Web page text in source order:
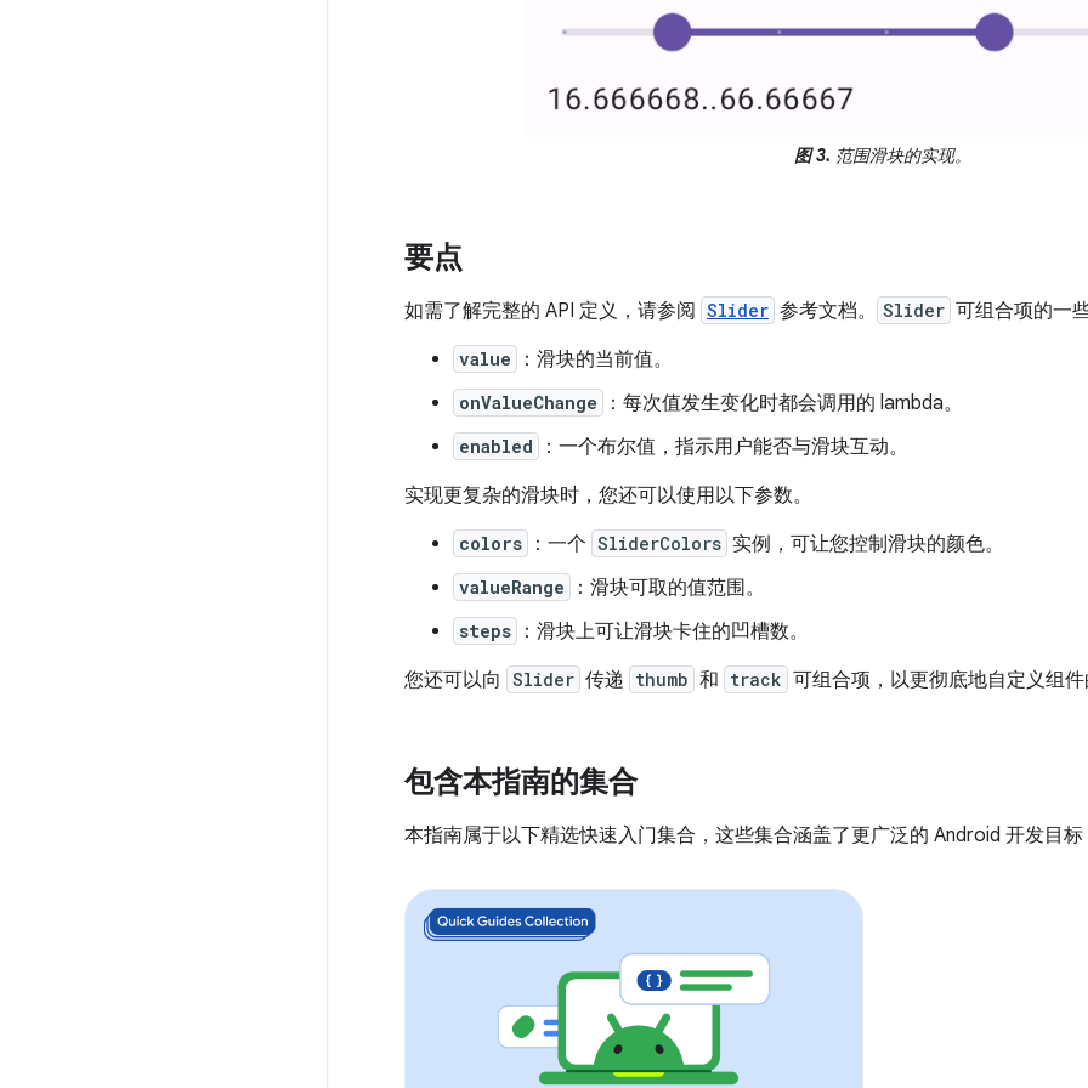
图 3. 范围滑块的实现。
要点
如需了解完整的 API 定义，请参阅 Slider 参考文档。 Slider 可组合项的一
value ：滑块的当前值。
onValueChange ：每次值发生变化时都会调用的 lambda。
enabled
：一个布尔值，指示用户能否与滑块互动。
实现更复杂的滑块时，您还可以使用以下参数。
colors ：一个 SliderColors 实例，可让您控制滑块的颜色。
valueRange ：滑块可取的值范围。
steps
：滑块上可让滑块卡住的凹槽数。
您还可以向 Slider 传递 thumb 和 track 可组合项，以更彻底地自定义组件
包含本指南的集合
本指南属于以下精选快速入门集合，这些集合涵盖了更广泛的 Android 开发目标